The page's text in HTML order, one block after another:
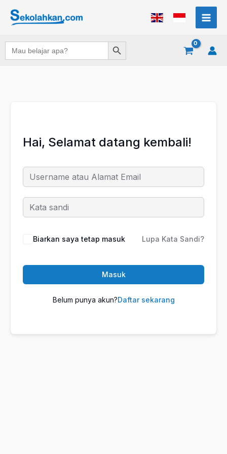
Search
for:
Search Button
Hai, Selamat datang kembali!
Biarkan saya tetap masuk Lupa Kata Sandi?
Masuk
Belum punya akun?Daftar sekarang